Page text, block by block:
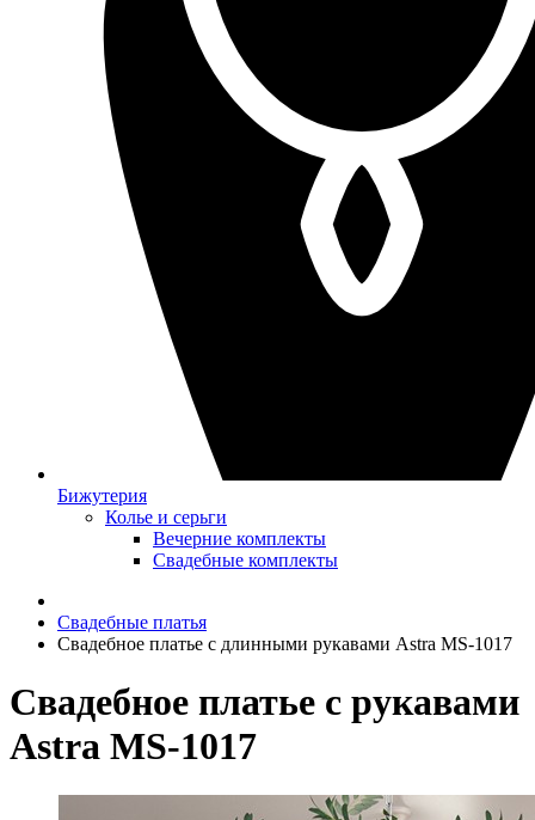
Бижутерия
Колье и серьги
Вечерние комплекты
Свадебные комплекты
Свадебные платья
Свадебное платье с длинными рукавами Astra MS-1017
Свадебное платье с рукавами
Astra MS-1017